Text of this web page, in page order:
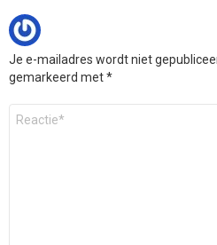
Je e-mailadres wordt niet
gemarkeerd met*
Reactie